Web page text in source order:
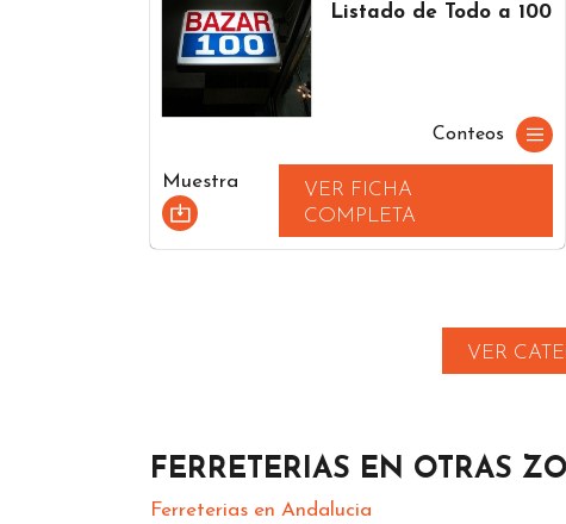
Listado de Todo a 100
Conteos
Muestra
VER FICHA
COMPLETA
VER
FERRETERIAS EN OTRAS
Ferreterias en Andalucia